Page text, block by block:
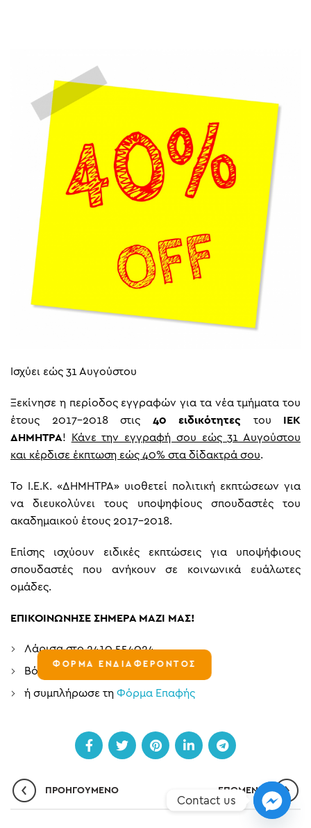
ΦΟΡΜΑ ΕΝΔΙΑΦΕΡΟΝΤΟΣ
Ισχύει εώς 31 Αυγούστου
Ξεκίνησε η περίοδος εγγραφών για τα νέα τμήματα του
έτους 2017-2018 στις 40 ειδικότητες του ΙΕΚ
ΔΗΜΗΤΡΑ!
Κάνε την εγγραφή σου εώς 31 Αυγούστου
και κέρδισε έκπτωση εώς 40% στα δίδακτρά σου.
Το Ι.Ε.Κ. «ΔΗΜΗΤΡΑ» υιοθετεί πολιτική εκπτώσεων για
να διευκολύνει τους υποψηφίους σπουδαστές του
ακαδημαικού έτους 2017-2018.
Επίσης ισχύουν ειδικές εκπτώσεις για υποψήφιους
σπουδαστές που ανήκουν σε κοινωνικά ευάλωτες
ομάδες.
ΕΠΙΚΟΙΝΩΝΗΣΕ ΣΗΜΕΡΑ ΜΑΖΙ ΜΑΣ!
Λάρισα στο 2410 554024,
Βόλο στο 24210 38333
ή συμπλήρωσε τη Φόρμα Επαφής
ΠΡΟΗΓΟΎΜΕΝΟ ΕΠΌΜΕΝO
Contact us